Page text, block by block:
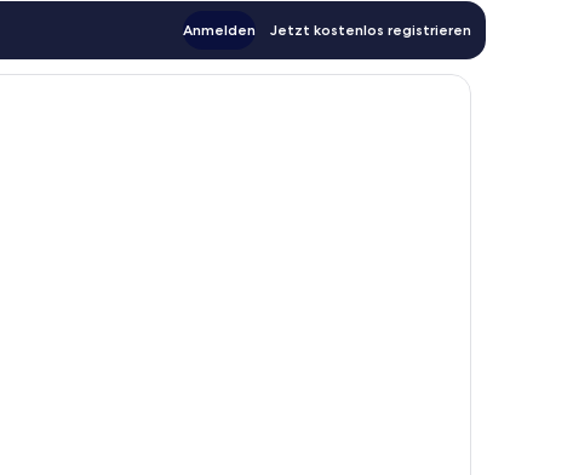
Anmelden Jetzt kostenlos registrieren